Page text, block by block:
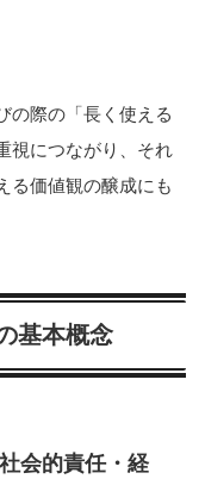
の際の「長く使える
視につながり、それ
る価値観の醸成にも
基本概念
会的責任・経